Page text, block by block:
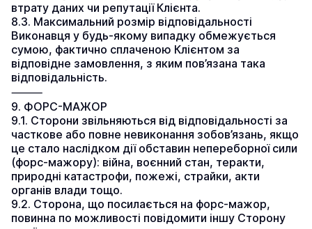
втрату даних чи репутації Клієнта.
8.3. Максимальний розмір відповідальності
Виконавця у будь-якому випадку обмежується
сумою, фактично сплаченою Клієнтом за
відповідне замовлення, з яким пов’язана така
відповідальність.
⸻
9. ФОРС-МАЖОР
9.1. Сторони звільняються від відповідальності за
часткове або повне невиконання зобов’язань, якщо
це стало наслідком дії обставин непереборної сили
(форс-мажору): війна, воєнний стан, теракти,
природні катастрофи, пожежі, страйки, акти
органів влади тощо.
9.2. Сторона, що посилається на форс-мажор,
повинна по можливості повідомити іншу Сторону